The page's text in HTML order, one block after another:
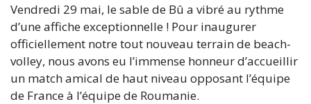
Vendredi 29 mai, le sable de Bû a vibré au rythme
d’une affiche exceptionnelle ! Pour inaugurer
officiellement notre tout nouveau terrain de beach-
volley, nous avons eu l’immense honneur d’accueillir
un match amical de haut niveau opposant l’équipe
de France à l’équipe de Roumanie.